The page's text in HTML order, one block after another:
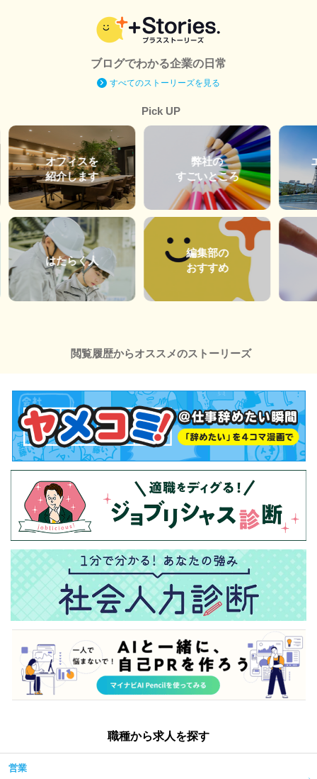
ブログでわかる企業の日常
すべてのストーリーズを見る
Pick UP
オフィスを
紹介します
はたらく人
弊社の
すごいところ
編集部の
おすすめ
閲覧履歴からオススメのストーリーズ
職種から求人を探す
営業